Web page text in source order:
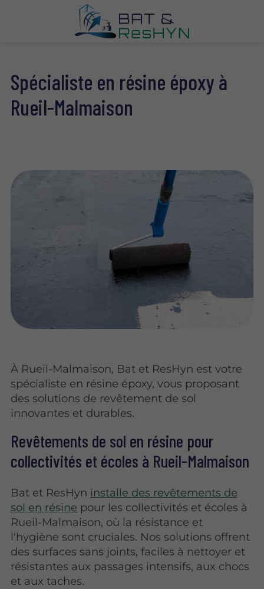
Spécialiste en résine époxy à
Rueil-Malmaison
À Rueil-Malmaison, Bat et ResHyn est votre
spécialiste en résine époxy, vous proposant
des solutions de revêtement de sol
innovantes et durables.
Revêtements de sol en résine pour
collectivités et écoles à Rueil-Malmaison
Bat et ResHyn installe des revêtements de
sol en résine pour les collectivités et écoles à
Rueil-Malmaison, où la résistance et
l'hygiène sont cruciales. Nos solutions offrent
des surfaces sans joints, faciles à nettoyer et
résistantes aux passages intensifs, aux chocs
et aux taches.